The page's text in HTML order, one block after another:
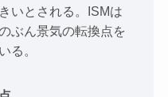
いとされる。ISMは
ぶん景気の転換点を
る。